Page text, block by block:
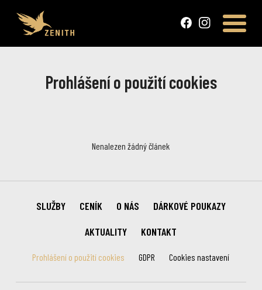
Prohlášení o použití cookies
Nenalezen žádný článek
SLUŽBY CENÍK O NÁS
DÁRKOVÉ POUKAZY
AKTUALITY
KONTAKT
Prohlášení o použití cookies GDPR Cookies nastavení